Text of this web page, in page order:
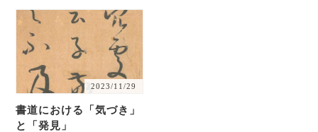
2023/11/29
書道における「気づき」
と「発見」